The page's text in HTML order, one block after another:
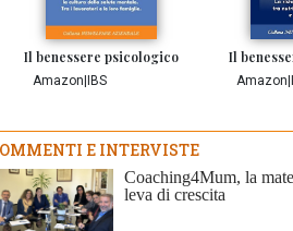
Il benessere psicologico
Amazon IBS
Il
Amazon
E INTERVISTE
Coaching4Mum, la
leva di crescita